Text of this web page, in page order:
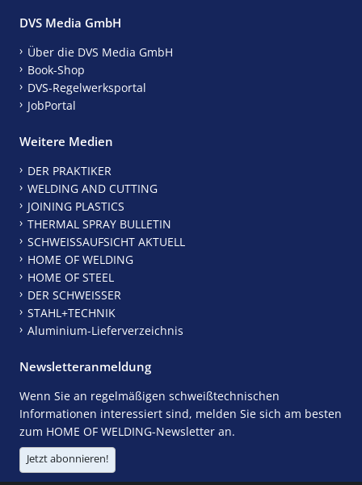
DVS Media GmbH
Über die DVS Media GmbH
Book-Shop
DVS-Regelwerksportal
JobPortal
Weitere Medien
DER PRAKTIKER
WELDING AND CUTTING
JOINING PLASTICS
THERMAL SPRAY BULLETIN
SCHWEISSAUFSICHT AKTUELL
HOME OF WELDING
HOME OF STEEL
DER SCHWEISSER
STAHL+TECHNIK
Aluminium-Lieferverzeichnis
Newsletteranmeldung
Wenn Sie an regelmäßigen schweißtechnischen
Informationen interessiert sind, melden Sie sich am besten
zum HOME OF WELDING-Newsletter an.
Jetzt abonnieren!